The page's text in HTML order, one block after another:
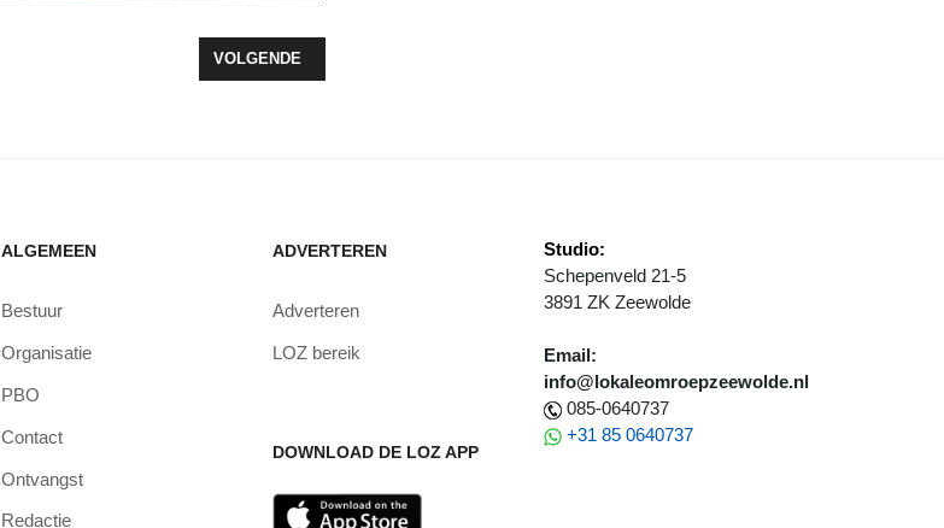
VOLGENDE ARTIKEL: GEMEENTERAAD 2 SEPTEMBER 2020
VOLGENDE
ALGEMEEN
Bestuur
Organisatie
PBO
Contact
Ontvangst
Redactie
ADVERTEREN
Adverteren
LOZ bereik
DOWNLOAD DE LOZ APP
Studio:
Schepenveld 21-5
3891 ZK Zeewolde
Email:
info@lokaleomroepzeewolde.nl
085-0640737
+31 85 0640737